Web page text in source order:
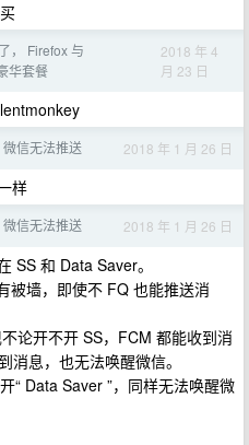
， Firefox 与
华套餐
2018 年 4
月 23 日
信无法推送 2018 年 1 月 26 日
样
信无法推送 2018 年 1 月 26 日
SS 和 Data Saver。
被墙，即使不 FQ 也能推送消
论开不开 SS，FCM 都能收到消
消息，也无法唤醒微信。
“ Data Saver ”，同样无法唤醒微